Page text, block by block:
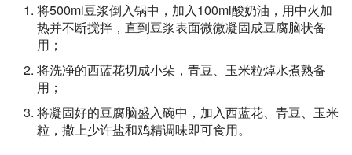
将500ml豆浆倒入锅中，加入100ml酸奶油，用中火加
热并不断搅拌，直到豆浆表面微微凝固成豆腐脑状备
用；
将洗净的西蓝花切成小朵，青豆、玉米粒焯水煮熟备
用；
将凝固好的豆腐脑盛入碗中，加入西蓝花、青豆、玉米
粒，撒上少许盐和鸡精调味即可食用。